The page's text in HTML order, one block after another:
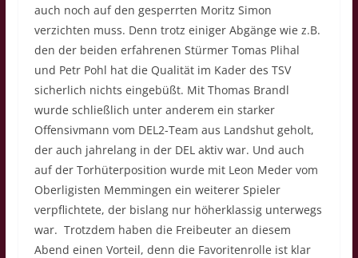
auch noch auf den gesperrten Moritz Simon
verzichten muss. Denn trotz einiger Abgänge wie z.B.
den der beiden erfahrenen Stürmer Tomas Plihal
und Petr Pohl hat die Qualität im Kader des TSV
sicherlich nichts eingebüßt. Mit Thomas Brandl
wurde schließlich unter anderem ein starker
Offensivmann vom DEL2-Team aus Landshut geholt,
der auch jahrelang in der DEL aktiv war. Und auch
auf der Torhüterposition wurde mit Leon Meder vom
Oberligisten Memmingen ein weiterer Spieler
verpflichtete, der bislang nur höherklassig unterwegs
war. Trotzdem haben die Freibeuter an diesem
Abend einen Vorteil, denn die Favoritenrolle ist klar